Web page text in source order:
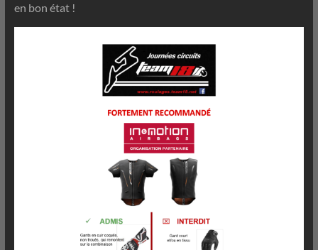
en bon état !